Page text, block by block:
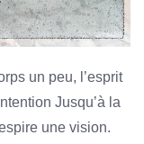
un peu, l’esprit
Jusqu’à la
une vision.